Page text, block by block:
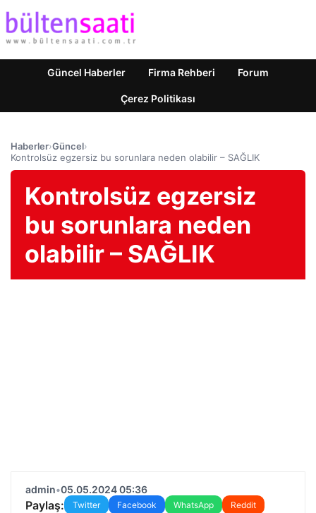
Güncel Haberler Firma Rehberi Forum
Çerez Politikası
Haberler›Güncel›
Kontrolsüz egzersiz bu sorunlara neden olabilir – SAĞLIK
Kontrolsüz egzersiz
bu sorunlara neden
olabilir – SAĞLIK
admin•05.05.2024 05:36
Paylaş: Twitter Facebook WhatsApp
Reddit